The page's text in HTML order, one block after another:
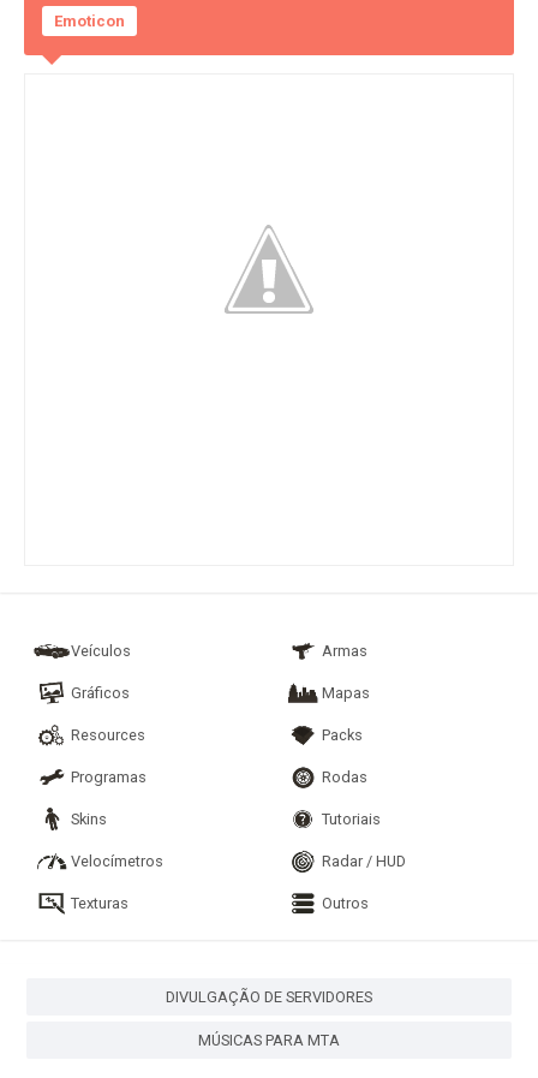
Emoticon
Veículos Armas
Gráficos Mapas
Resources Packs
Programas Rodas
Skins Tutoriais
Velocímetros Radar / HUD
Texturas Outros
DIVULGAÇÃO DE SERVIDORES
MÚSICAS PARA MTA